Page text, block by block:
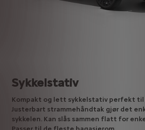
Sykkelstativ
Kompakt og lett sykkelstativ perfekt til
Justerbart strammehåndtak gjør det
sykkelen. Kan slås sammen flatt for